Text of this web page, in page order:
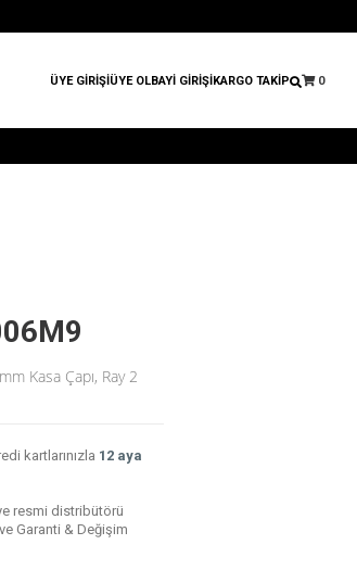
ÜYE GİRİŞİÜYE OLBAYİ GİRİŞİKARGO TAKİP 0
Kasa Çapı, Ray 2
kartlarınızla 12 aya
resmi distribütörü
Garanti & Değişim